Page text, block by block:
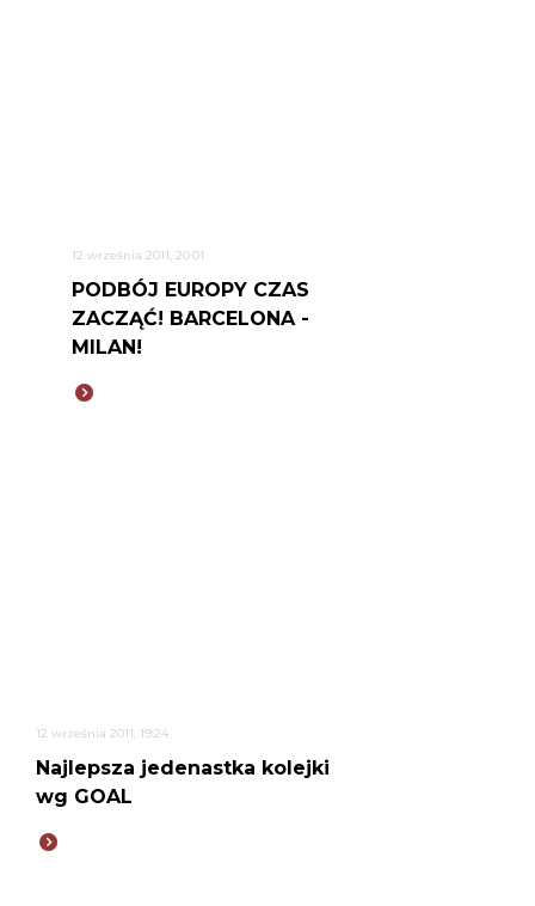
12 września 2011, 20:01
PODBÓJ EUROPY CZAS
ZACZĄĆ! BARCELONA -
MILAN!
12 września 2011, 19:24
Najlepsza jedenastka kolejki
wg GOAL